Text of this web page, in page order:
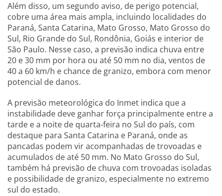
Além disso, um segundo aviso, de perigo potencial,
cobre uma área mais ampla, incluindo localidades do
Paraná, Santa Catarina, Mato Grosso, Mato Grosso do
Sul, Rio Grande do Sul, Rondônia, Goiás e interior de
São Paulo. Nesse caso, a previsão indica chuva entre
20 e 30 mm por hora ou até 50 mm no dia, ventos de
40 a 60 km/h e chance de granizo, embora com menor
potencial de danos.
A previsão meteorológica do Inmet indica que a
instabilidade deve ganhar força principalmente entre a
tarde e a noite de quarta-feira no Sul do país, com
destaque para Santa Catarina e Paraná, onde as
pancadas podem vir acompanhadas de trovoadas e
acumulados de até 50 mm. No Mato Grosso do Sul,
também há previsão de chuva com trovoadas isoladas
e possibilidade de granizo, especialmente no extremo
sul do estado.